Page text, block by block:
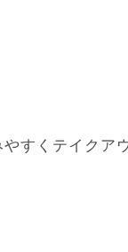
すくテイクア